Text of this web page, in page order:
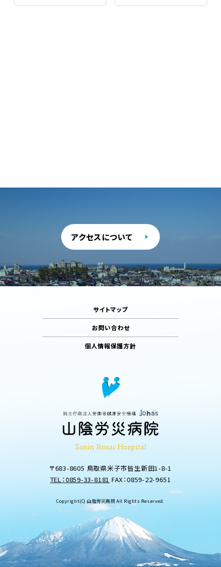
アクセスについて
サイトマップ
お問い合わせ
個人情報保護方針
〒683-8605 鳥取県米子市皆生新田1-8-1
TEL：0859-33-8181 FAX：0859-22-9651
Copyright(C) 山陰労災病院 All Rights Reserved.